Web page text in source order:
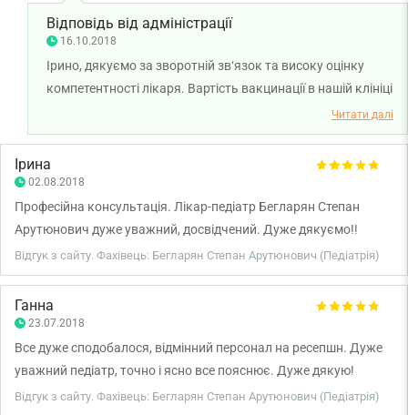
Відповідь від адміністрації
16.10.2018
Ірино, дякуємо за зворотній зв‘язок та високу оцінку
компетентності лікаря. Вартість вакцинації в нашій клініці
по різним вакцинам різна - як середня (іноді дещо вища)
ринкова ціна, так і нижча, ніж в інших клініках. Це
пов‘язано із вартістю закупівлі конкретної вакцини у
кожній окремій поставці. Разом з тим, ми застосовуємо
різні програми лояльності, які дозволяють заощадити
кошти, - 1) до нас можна прийти на вакцинацію з
вакциною, купленою в аптеці (з наявністю документів та
другої вакцинації, якщо в один день вводяться дві
(розділ вакцинація), на сайті (розділ вакцинації та
Читати далі
Ірина
02.08.2018
Професійна консультація. Лікар-педіатр Бегларян Степан
Арутюнович дуже уважний, досвідчений. Дуже дякуємо!!
Відгук з сайту. Фахівець: Бегларян Степан Арутюнович (Педіатрія)
Ганна
23.07.2018
Все дуже сподобалося, відмінний персонал на ресепшн. Дуже
уважний педіатр, точно і ясно все пояснює. Дуже дякую!
Відгук з сайту. Фахівець: Бегларян Степан Арутюнович (Педіатрія)